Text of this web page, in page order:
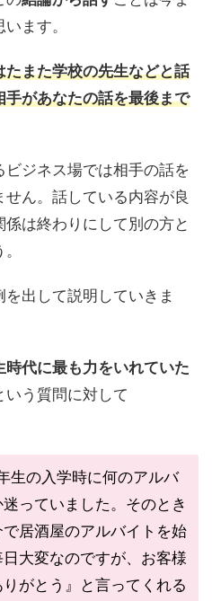
ます。
また学校の先生などと話
があなたの話を最後まで
ジネス場では相手の話を
ん。話している内容が良
は終わりにして別の方と
出して説明していきま
時代に最も力をいれていた
いう質問に対して
生の入学時に何のアルバ
っていました。そのとき
居酒屋のアルバイトを始
大変なのですが、お客様
がとう』と言ってくれる